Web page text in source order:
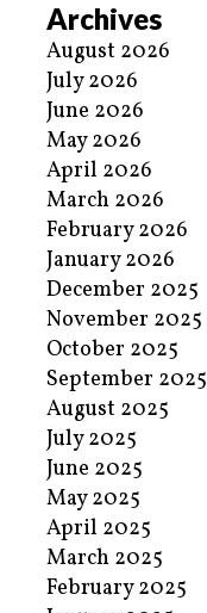
Archives
August 2026
July 2026
June 2026
May 2026
April 2026
March 2026
February 2026
January 2026
December 2025
November 2025
October 2025
September 2025
August 2025
July 2025
June 2025
May 2025
April 2025
March 2025
February 2025